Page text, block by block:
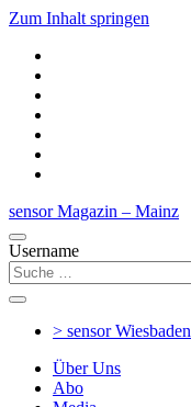
Zum Inhalt springen
sensor Magazin – Mainz
Username
> sensorWiesbaden
Über Uns
Abo